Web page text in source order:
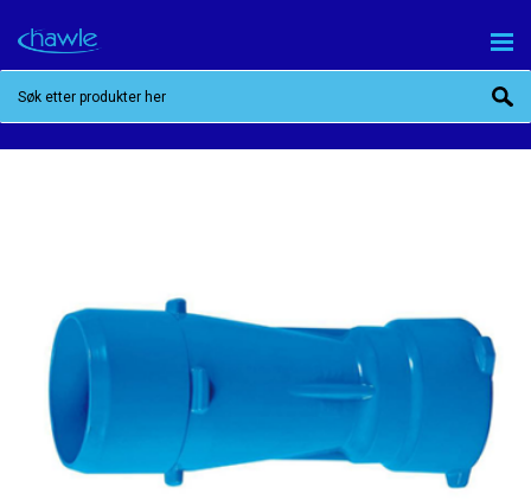
BAIO REDUKSJONSMUFFE